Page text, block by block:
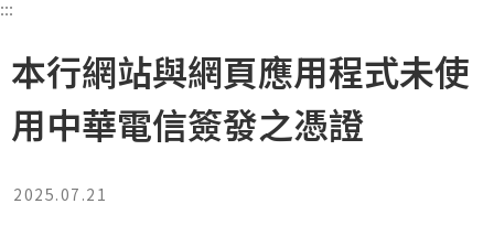
:::
本行網站與網頁應用程式未使
用中華電信簽發之憑證
2025.07.21